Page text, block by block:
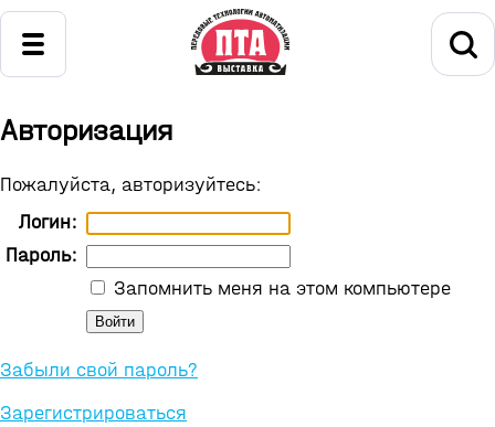
Авторизация
Пожалуйста, авторизуйтесь:
Логин:
Пароль:
Запомнить меня на этом компьютере
Забыли свой пароль?
Зарегистрироваться